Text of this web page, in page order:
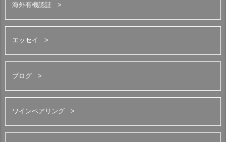
海外有機認証
エッセイ
ブログ
ワインペアリング